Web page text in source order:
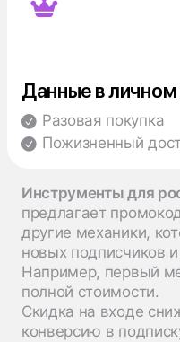
Данные в личном
Разовая покупка
Пожизненный
Инструменты для
предлагает
другие механики,
новых подписчиков
Например, первый
полной стоимости.
Скидка на входе
конверсию в